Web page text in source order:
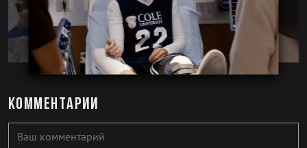
Комментарии